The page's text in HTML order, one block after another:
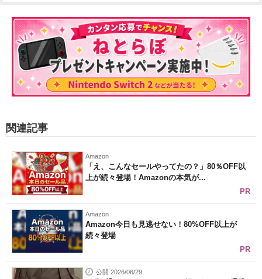
関連記事
Amazon
「え、こんなセールやってたの？」80％OFF以
上が続々登場！Amazonの本気が...
PR
Amazon
Amazon今日も見逃せない！80%OFF以上が
続々登場
PR
公開 2026/06/29